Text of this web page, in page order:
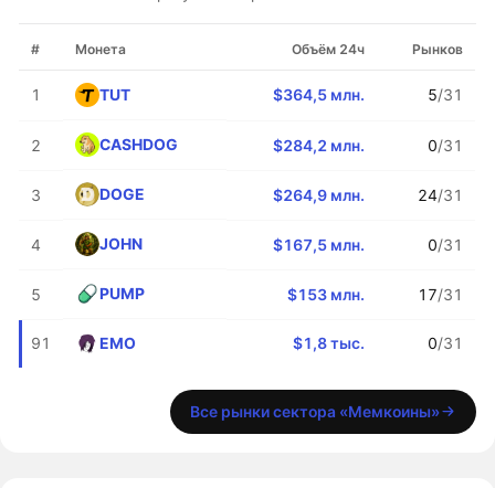
# Монета Объём 24ч Рынков
1 TUT $364,5 млн. 5/31
2 CASHDOG $284,2 млн. 0/31
3 DOGE $264,9 млн. 24/31
4 JOHN $167,5 млн. 0/31
5 PUMP $153 млн. 17/31
91 EMO $1,8 тыс. 0/31
Все рынки сектора «Мемкоины»